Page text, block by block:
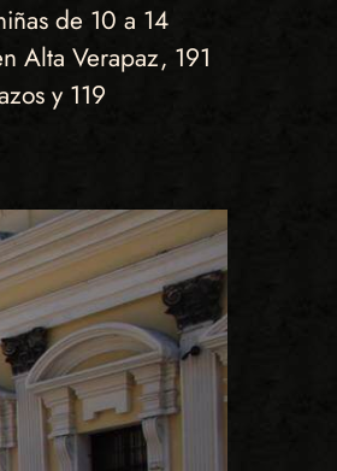
de 10 a 14
Alta Verapaz, 191
y 119